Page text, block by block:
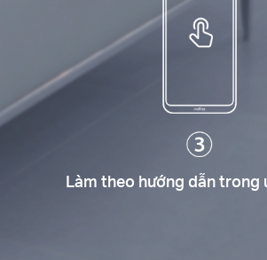
Làm theo hướng dẫn trong